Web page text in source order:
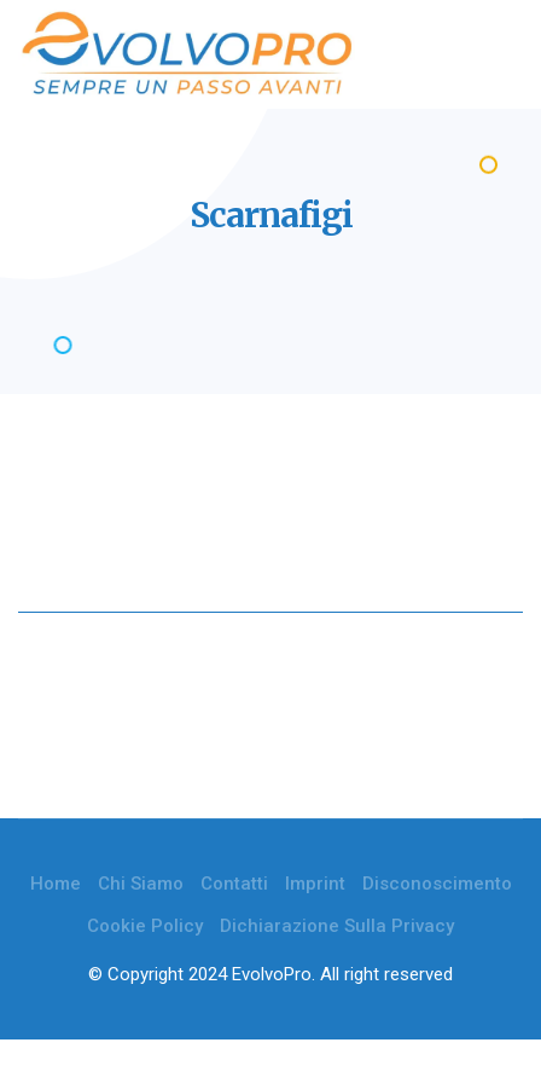
Scarnafigi
Home Chi Siamo Contatti Imprint
Disconoscimento
Cookie Policy
Dichiarazione Sulla Privacy
© Copyright 2024 EvolvoPro. All right reserved